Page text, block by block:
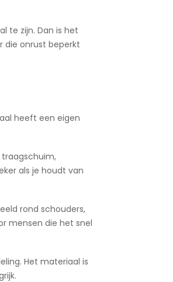
te zijn. Dan is het
die onrust beperkt
heeft een eigen
als je houdt van
rond schouders,
mensen die het snel
Het materiaal is